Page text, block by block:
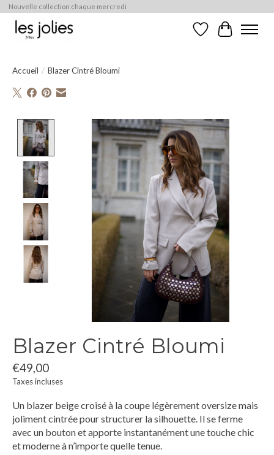
Nouvelle collection chaque mercredi
Liste de souhaits
Panier
Accueil / Blazer Cintré Bloumi
Product image slideshow Items
Blazer Cintré Bloumi
€49,00
Taxes incluses
Un blazer beige croisé à la coupe légèrement oversize mais
joliment cintrée pour structurer la silhouette. Il se ferme
avec un bouton et apporte instantanément une touche chic
et moderne à n’importe quelle tenue.